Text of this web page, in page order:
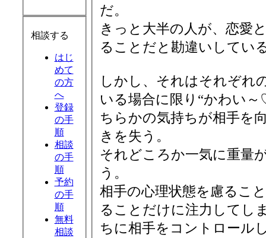
相談する
はじ
めて
の方
へ
登録
の手
順
相談
の手
順
予約
の手
順
無料
相談
だ。
きっと大半の人が、恋愛
ることだと勘違いしてい
しかし、それはそれぞれ
いる場合に限り“かわい
ちらかの気持ちが相手を
きを失う。
それどころか一気に重量
う。
相手の心理状態を慮るこ
ることだけに注力してし
ちに相手をコントロール